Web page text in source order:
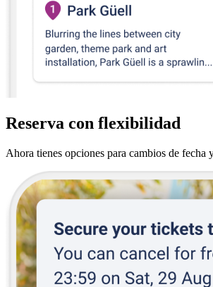
Reserva con flexibilidad
Ahora tienes opciones para cambios de